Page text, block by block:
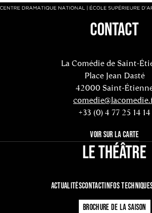
CONTACT
La Comédie de Saint-
Place Jean Dasté
42000 Saint-
+33 (0) 4 77 25 14 14
VOIR SUR LA CARTE
LE THÉÂTRE
ACTUALITÉSCONTACTINFOS
BROCHURE DE LA SAISON